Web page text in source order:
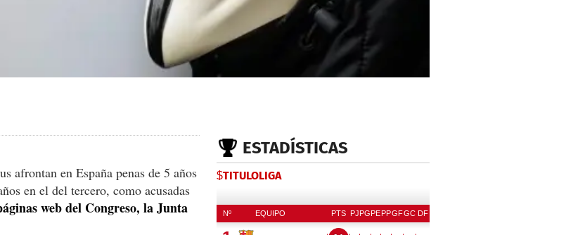
afrontan en España penas de 5 años
en el del tercero, como acusadas
web del Congreso, la Junta
ESTADÍSTICAS
$TITULOLIGA